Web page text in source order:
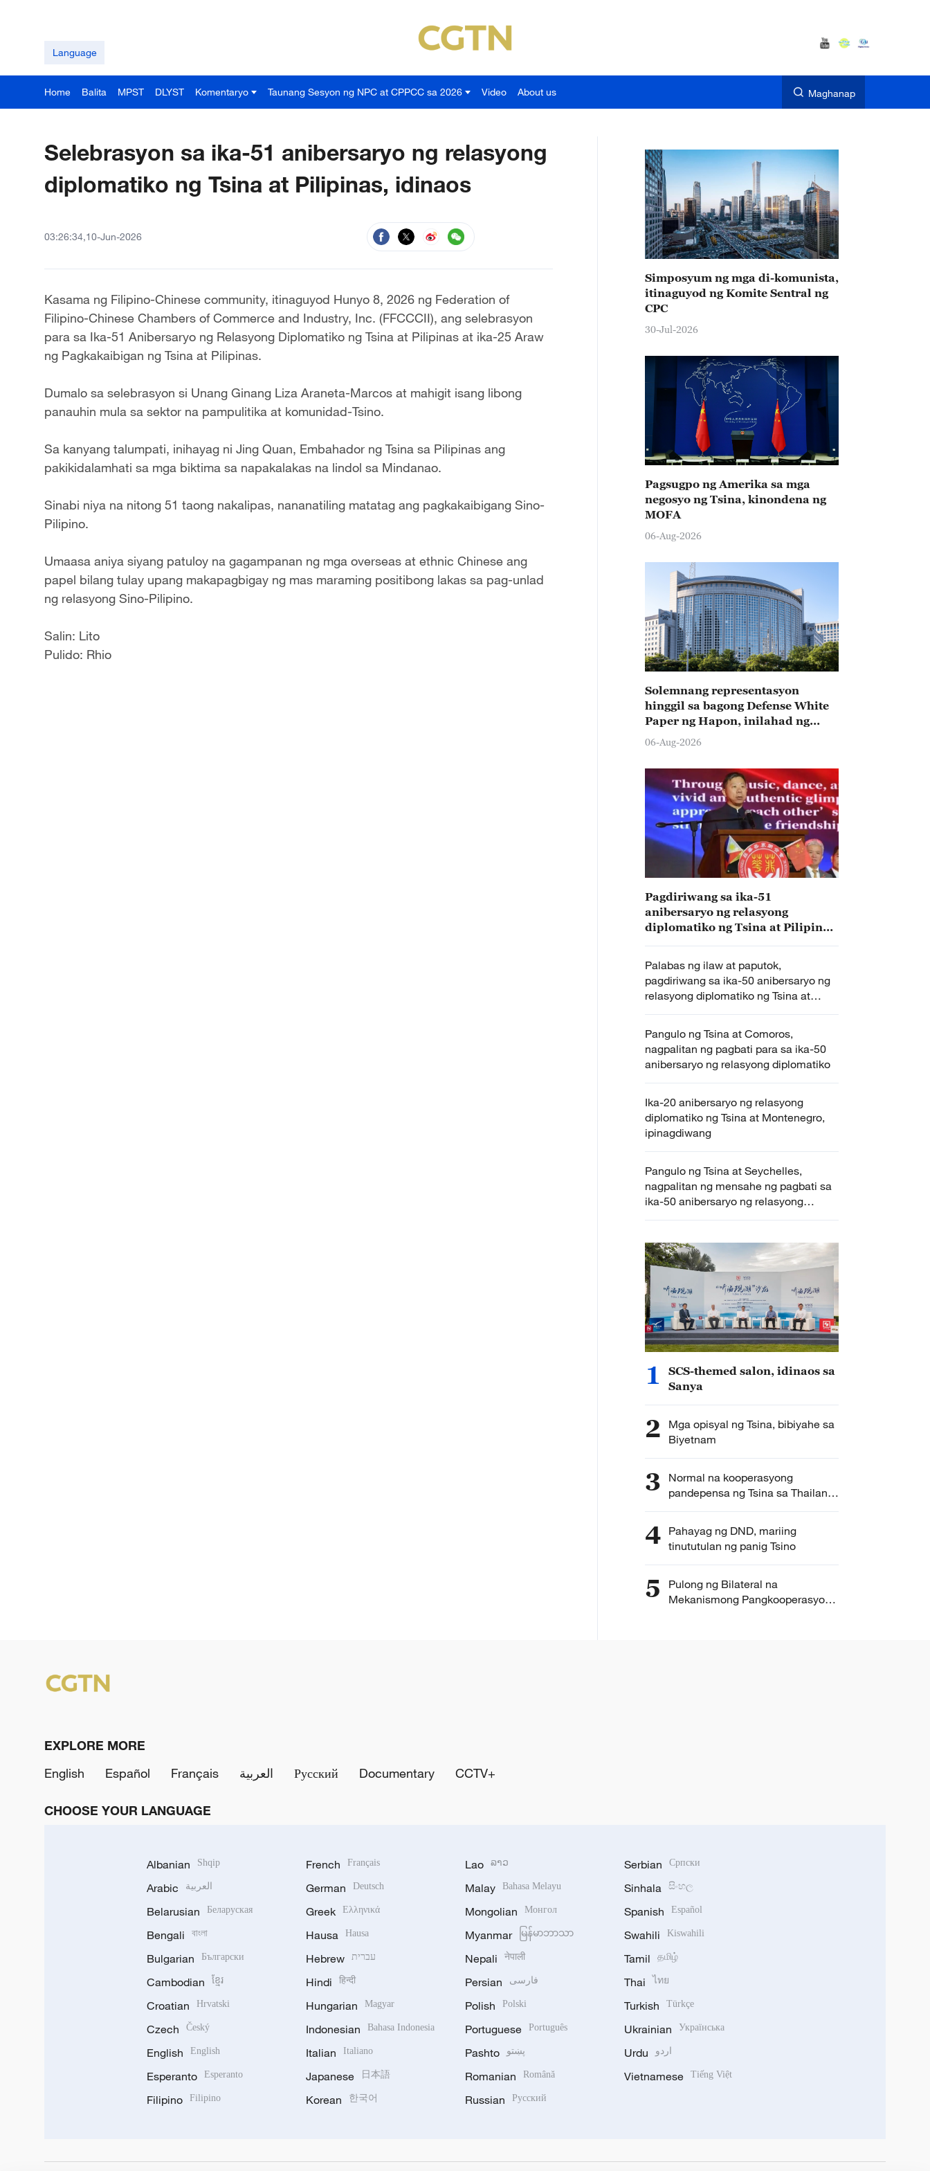
Language
Home Balita MPST DLYST Komentaryo Taunang Sesyon ng NPC at CPPCC sa 2026 Video About us Maghanap
Selebrasyon sa ika-51 anibersaryo ng relasyong
diplomatiko ng Tsina at Pilipinas, idinaos
03:26:34,10-Jun-2026
Kasama ng Filipino-Chinese community, itinaguyod Hunyo 8, 2026 ng Federation of
Filipino-Chinese Chambers of Commerce and Industry, Inc. (FFCCCII), ang selebrasyon
para sa Ika-51 Anibersaryo ng Relasyong Diplomatiko ng Tsina at Pilipinas at ika-25 Araw
ng Pagkakaibigan ng Tsina at Pilipinas.
Dumalo sa selebrasyon si Unang Ginang Liza Araneta-Marcos at mahigit isang libong
panauhin mula sa sektor na pampulitika at komunidad-Tsino.
Sa kanyang talumpati, inihayag ni Jing Quan, Embahador ng Tsina sa Pilipinas ang
pakikidalamhati sa mga biktima sa napakalakas na lindol sa Mindanao.
Sinabi niya na nitong 51 taong nakalipas, nananatiling matatag ang pagkakaibigang Sino-
Pilipino.
Umaasa aniya siyang patuloy na gagampanan ng mga overseas at ethnic Chinese ang
papel bilang tulay upang makapagbigay ng mas maraming positibong lakas sa pag-unlad
ng relasyong Sino-Pilipino.
Salin: Lito
Pulido: Rhio
Simposyum ng mga di-komunista,
itinaguyod ng Komite Sentral ng
CPC
30-Jul-2026
Pagsugpo ng Amerika sa mga
negosyo ng Tsina, kinondena ng
MOFA
06-Aug-2026
Solemnang representasyon
hinggil sa bagong Defense White
Paper ng Hapon, inilahad ng
Tsina
06-Aug-2026
Pagdiriwang sa ika-51
anibersaryo ng relasyong
diplomatiko ng Tsina at Pilipinas,
Palabas ng ilaw at paputok,
pagdiriwang sa ika-50 anibersaryo ng
relasyong diplomatiko ng Tsina at
Pilipinas
Pangulo ng Tsina at Comoros,
nagpalitan ng pagbati para sa ika-50
anibersaryo ng relasyong diplomatiko
Ika-20 anibersaryo ng relasyong
diplomatiko ng Tsina at Montenegro,
ipinagdiwang
Pangulo ng Tsina at Seychelles,
nagpalitan ng mensahe ng pagbati sa
ika-50 anibersaryo ng relasyong
diplomatiko ng dalawang bansa
1
SCS-themed salon, idinaos sa
Sanya
2
Mga opisyal ng Tsina, bibiyahe sa
Biyetnam
3
Normal na kooperasyong
pandepensa ng Tsina sa Thailand
at Kambodya, walang kaugnayan
4 Pahayag ng DND, mariing
tinututulan ng panig Tsino
5
Pulong ng Bilateral na
Mekanismong Pangkooperasyon
EXPLORE MORE
English
Español Français العربية Русский Documentary CCTV+
CHOOSE YOUR LANGUAGE
Albanian Shqip
Arabic العربية
Belarusian Беларуская
Bengali বাংলা
Bulgarian Български
Cambodian ខ្មែរ
Croatian Hrvatski
Czech Český
English English
Esperanto Esperanto
Filipino Filipino
French Français
German Deutsch
Greek Ελληνικά
Hausa Hausa
Hebrew עברית
Hindi हिन्दी
Hungarian Magyar
Indonesian Bahasa Indonesia
Italian Italiano
Japanese 日本語
Korean 한국어
Lao ລາວ
Malay Bahasa Melayu
Mongolian Монгол
Myanmar မြန်မာဘာသာ
Nepali नेपाली
Persian فارسی
Polish Polski
Portuguese Português
Pashto پښتو
Romanian Română
Russian Русский
Serbian Српски
Sinhala සිංහල
Spanish Español
Swahili Kiswahili
Tamil தமிழ்
Thai ไทย
Turkish Türkçe
Ukrainian Українська
Urdu اردو
Vietnamese Tiếng Việt